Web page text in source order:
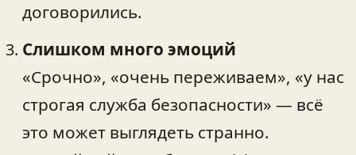
договорились.
Слишком много эмоций
«Срочно», «очень переживаем», «у нас
строгая служба безопасности» — всё
это может выглядеть странно.